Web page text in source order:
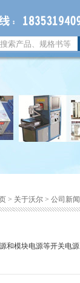
> 关于沃尔 > 公司新闻
和模块电源等开关电源